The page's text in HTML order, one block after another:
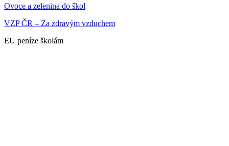
Ovoce a zelenina do škol
VZP ČR – Za zdravým vzduchem
EU peníze školám